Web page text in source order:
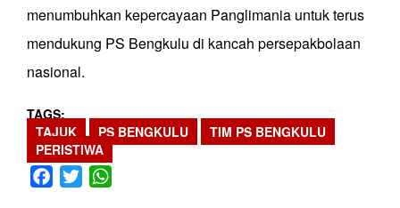
menumbuhkan kepercayaan Panglimania untuk terus
mendukung PS Bengkulu di kancah persepakbolaan
nasional.
TAGS
TAJUK
PS BENGKULU
TIM PS BENGKULU
PERISTIWA
Facebook
Twitter